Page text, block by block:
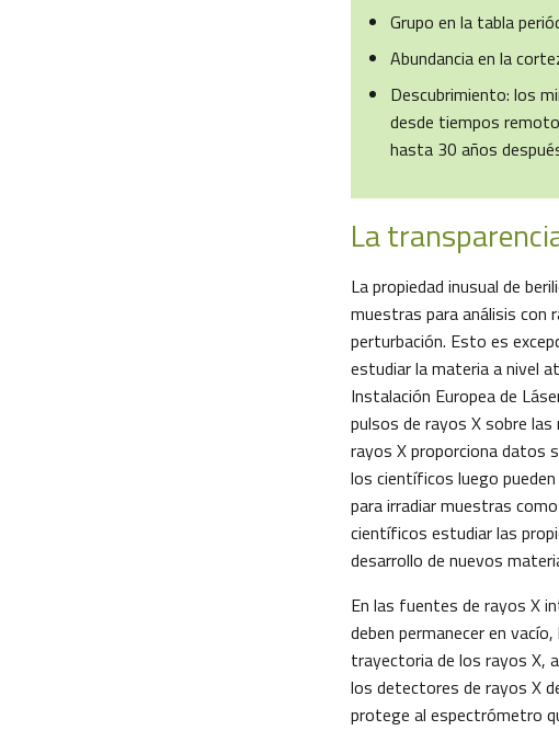
Grupo en la tabla
Abundancia en la
Descubrimiento: los
desde tiempos
hasta 30 años
La
La propiedad inusual de
muestras para análisis con
perturbación. Esto es
estudiar la materia a nivel
Instalación Europea de
pulsos de rayos X sobre
rayos X proporciona datos
los científicos luego
para irradiar muestras
científicos estudiar las
desarrollo de nuevos
En las fuentes de rayos X
deben permanecer en
trayectoria de los rayos X,
los detectores de rayos X
protege al espectrómetro